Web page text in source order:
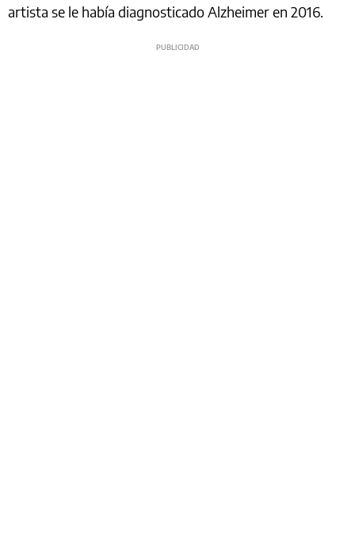
artista se le había diagnosticado Alzheimer en 2016.